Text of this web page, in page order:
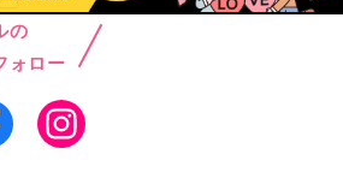
の
ォロー